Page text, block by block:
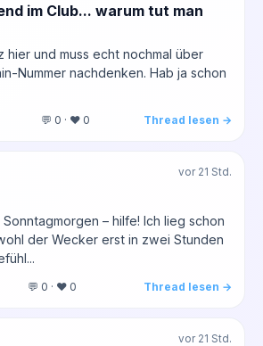
im Club... warum tut man
hier und muss echt nochmal über
Nummer nachdenken. Hab ja schon
💬 0 · ❤️ 0 Thread lesen →
vor 21 Std.
– hilfe! Ich lieg schon
der Wecker erst in zwei Stunden
💬 0 · ❤️ 0 Thread lesen →
vor 21 Std.